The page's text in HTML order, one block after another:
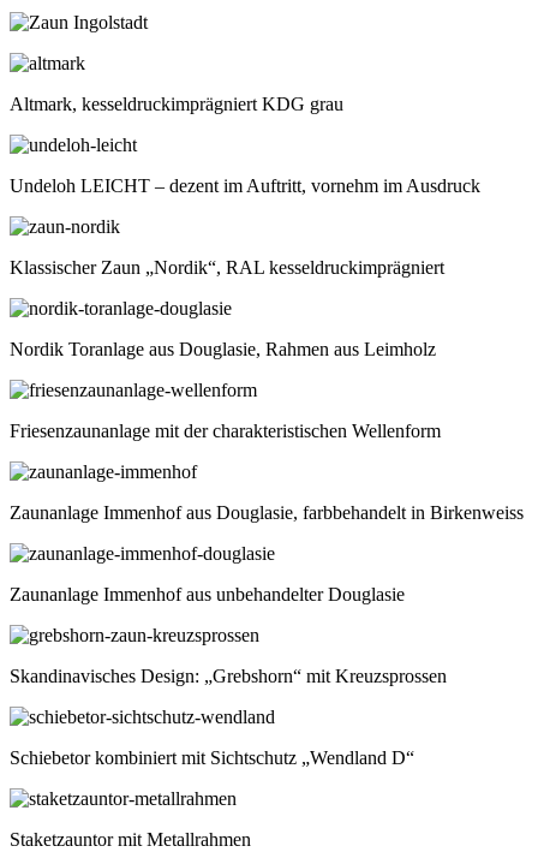
Altmark, kesseldruckimprägniert KDG grau
Undeloh LEICHT – dezent im Auftritt, vornehm im Ausdruck
Klassischer Zaun „Nordik“, RAL kesseldruckimprägniert
Nordik Toranlage aus Douglasie, Rahmen aus Leimholz
Friesenzaunanlage mit der charakteristischen Wellenform
Zaunanlage Immenhof aus Douglasie, farbbehandelt in Birkenweiss
Zaunanlage Immenhof aus unbehandelter Douglasie
Skandinavisches Design: „Grebshorn“ mit Kreuzsprossen
Schiebetor kombiniert mit Sichtschutz „Wendland D“
Staketzauntor mit Metallrahmen